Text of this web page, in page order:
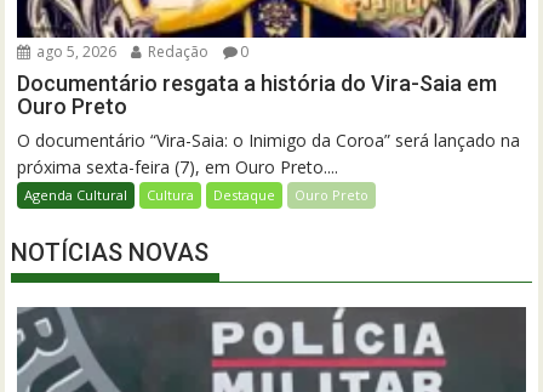
ago 5, 2026 Redação 0
Documentário resgata a história do Vira-Saia em
Ouro Preto
O documentário “Vira-Saia: o Inimigo da Coroa” será lançado na
próxima sexta-feira (7), em Ouro Preto....
Agenda Cultural Cultura Destaque Ouro Preto
NOTÍCIAS NOVAS